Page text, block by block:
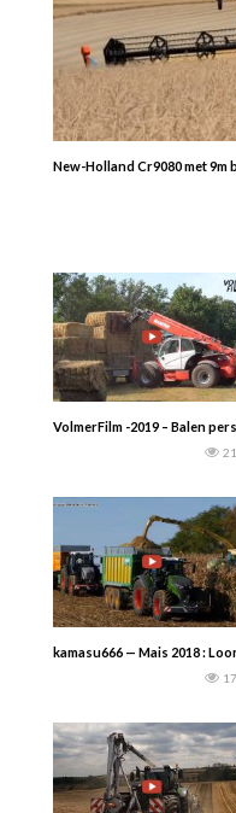
New-Holland Cr9080 met 9m
VolmerFilm -2019 – Balen
kamasu666 — Mais 2018 :